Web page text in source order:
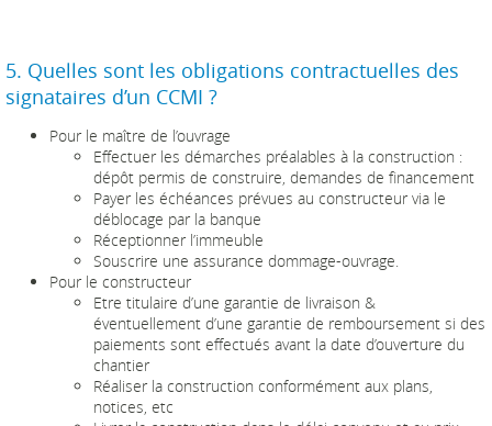
5. Quelles sont les obligations contractuelles des
signataires d’un CCMI ?
Pour le maître de l’ouvrage
Effectuer les démarches préalables à la construction :
dépôt permis de construire, demandes de financement
Payer les échéances prévues au constructeur via le
déblocage par la banque
Réceptionner l’immeuble
Souscrire une assurance dommage-ouvrage.
Pour le constructeur
Etre titulaire d’une garantie de livraison &
éventuellement d’une garantie de remboursement si des
paiements sont effectués avant la date d’ouverture du
chantier
Réaliser la construction conformément aux plans,
notices, etc